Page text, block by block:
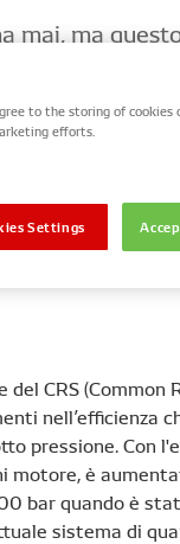
mai, ma
Una delle
è che,
in fase di
sostituiti
forniti da
CRS (Common
nell’efficienza
pressione. Con
è
bar quando è
sistema di
to the storing of
efforts.
Settings